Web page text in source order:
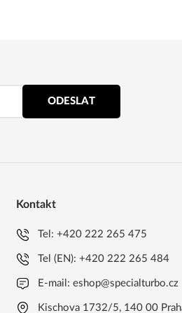
ODESLAT
Kontakt
Tel:+420 222 265 475
Tel (EN):+420 222 265 484
E-mail:eshop@specialturbo.cz
Kischova 1732/5, 140 00